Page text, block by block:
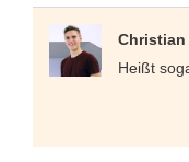
Christian
Heißt